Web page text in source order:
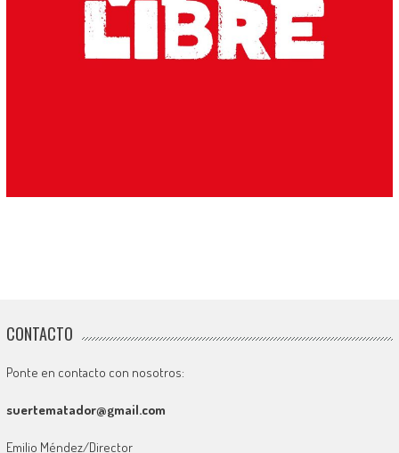
CONTACTO
Ponte en contacto con nosotros:
suertematador@gmail.com
Emilio Méndez/Director